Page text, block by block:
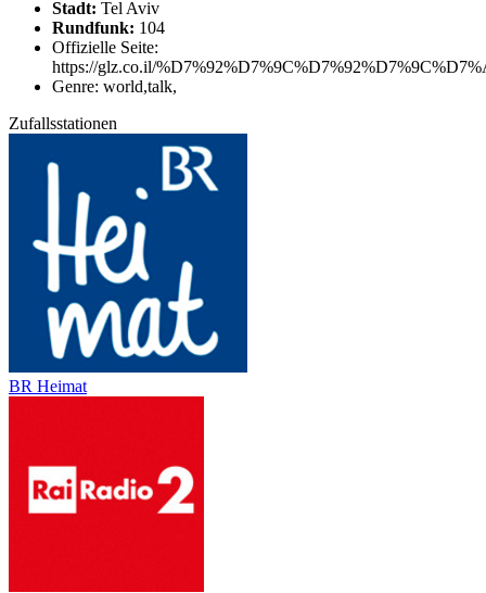
Stadt: Tel Aviv
Rundfunk: 104
Offizielle Seite:
https://glz.co.il/
Genre: world,talk,
Zufallsstationen
BR Heimat